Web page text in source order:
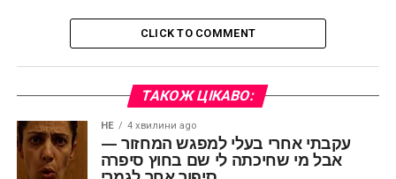
CLICK TO COMMENT
ТАКОЖ ЦІКАВО:
HE 4 хвилини ago
עקבתי אחרי בעלי למפגש המחזור —
אבל מי שחיכתה לי שם בחוץ סיפרה